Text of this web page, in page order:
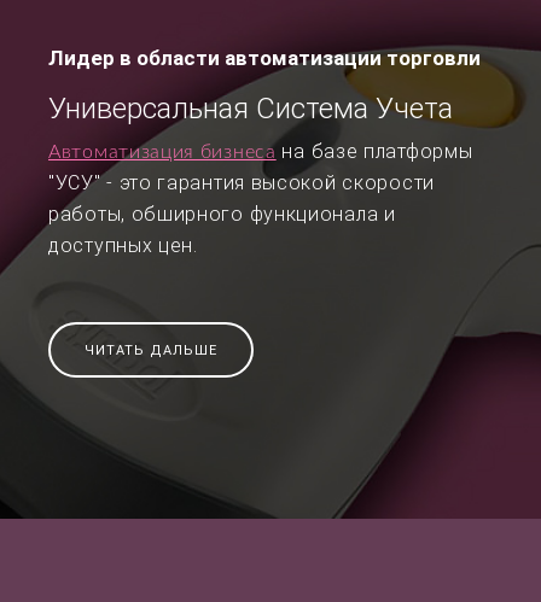
Лидер в области автоматизации торговли
Универсальная Система Учета
Автоматизация бизнеса на базе платформы
"УСУ" - это гарантия высокой скорости
работы, обширного функционала и
доступных цен.
ЧИТАТЬ ДАЛЬШЕ